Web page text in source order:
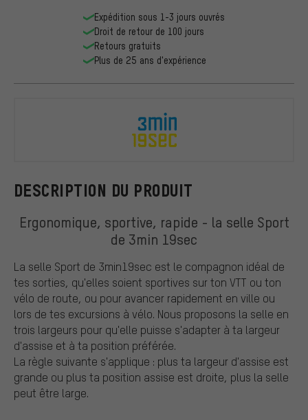
DESCRIPTION DU PRODUIT
Ergonomique, sportive, rapide - la selle Sport
de 3min 19sec
La selle Sport de 3min19sec est le compagnon idéal de
tes sorties, qu'elles soient sportives sur ton VTT ou ton
vélo de route, ou pour avancer rapidement en ville ou
lors de tes excursions à vélo. Nous proposons la selle en
trois largeurs pour qu'elle puisse s'adapter à ta largeur
d'assise et à ta position préférée.
La règle suivante s'applique : plus ta largeur d'assise est
grande ou plus ta position assise est droite, plus la selle
peut être large.
Expédition sous 1-3 jours ouvrés
Droit de retour de 100 jours
Retours gratuits
Plus de 25 ans d'expérience